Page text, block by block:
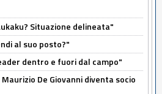
Situazione delineata"
al suo posto?"
dentro e fuori dal campo"
De Giovanni diventa socio